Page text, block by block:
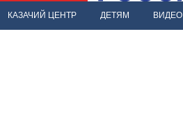
КАЗАЧИЙ ЦЕНТР ДЕТЯМ ВИДЕО